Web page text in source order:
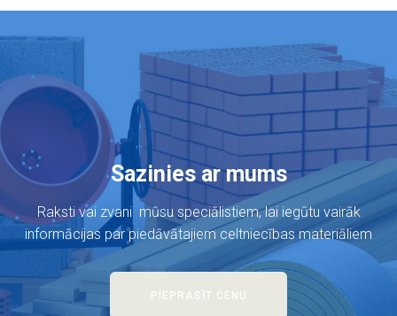
Sazinies ar mums
Raksti vai zvani mūsu speciālistiem, lai iegūtu vairāk
informācijas par piedāvātajiem celtniecības materiāliem
PIEPRASĪT CENU